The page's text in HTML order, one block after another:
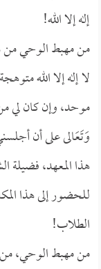
إله إلا الله!
من مهبط الوحي من
لا إله إلا الله
موحد، وإن كان لي
وَتَعَالى على أن
هذا المعهد، فضيلة
للحضور إلى هذا
الطلاب!
من مهبط الوحي، من